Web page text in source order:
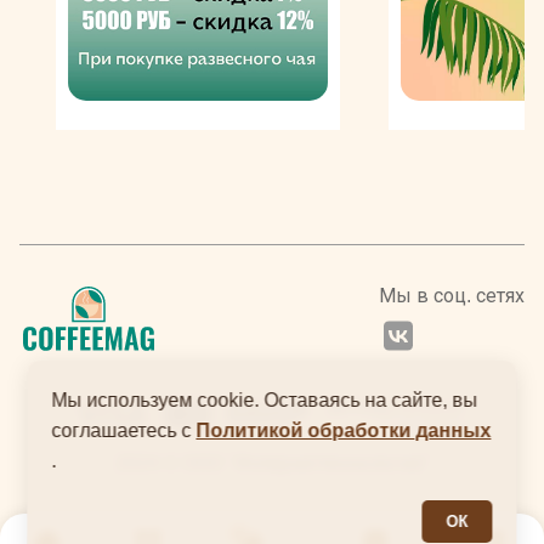
Также в ассортименте бренда представлена вариация
Мы в соц. сетях
Мы используем cookie. Оставаясь на сайте, вы
соглашаетесь с Политикой обработки данных
.
ОК